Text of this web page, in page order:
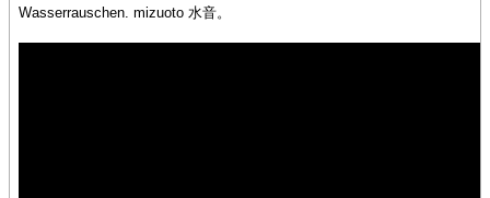
Wasserrauschen. mizuoto 水音。